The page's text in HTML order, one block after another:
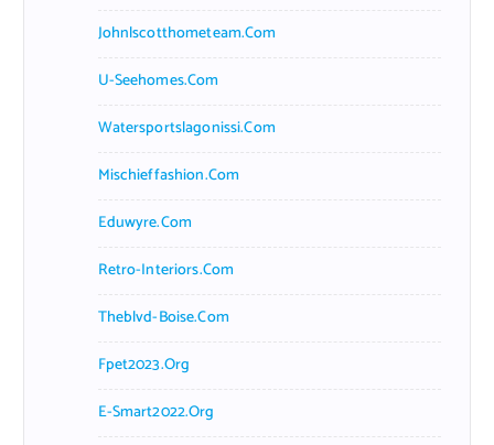
Johnlscotthometeam.com
U-Seehomes.com
Watersportslagonissi.com
Mischieffashion.com
Eduwyre.com
Retro-Interiors.com
Theblvd-Boise.com
Fpet2023.org
E-Smart2022.org